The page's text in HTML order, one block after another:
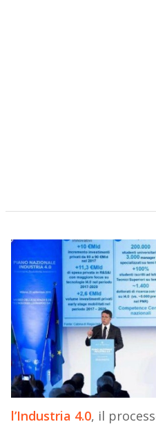
l’Industria 4.0, il